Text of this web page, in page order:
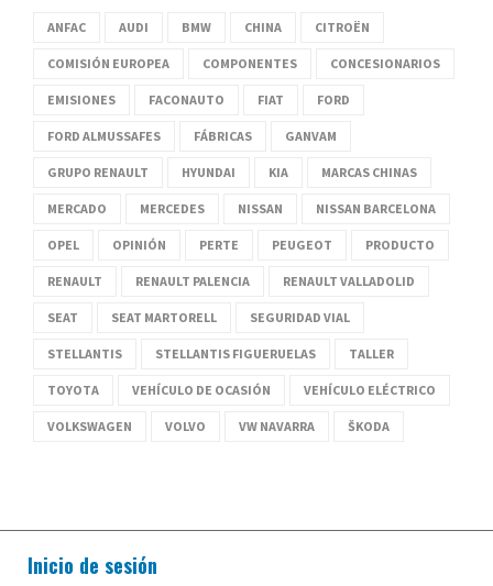
ANFAC AUDI BMW CHINA CITROËN
COMISIÓN EUROPEA COMPONENTES CONCESIONARIOS
EMISIONES FACONAUTO FIAT FORD
FORD ALMUSSAFES FÁBRICAS GANVAM
GRUPO RENAULT HYUNDAI KIA MARCAS CHINAS
MERCADO MERCEDES NISSAN NISSAN BARCELONA
OPEL OPINIÓN PERTE PEUGEOT PRODUCTO
RENAULT RENAULT PALENCIA RENAULT VALLADOLID
SEAT SEAT MARTORELL SEGURIDAD VIAL
STELLANTIS STELLANTIS FIGUERUELAS TALLER
TOYOTA VEHÍCULO DE OCASIÓN VEHÍCULO ELÉCTRICO
VOLKSWAGEN VOLVO VW NAVARRA ŠKODA
Inicio de sesión